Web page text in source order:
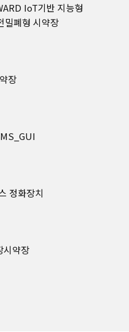
IoT기반 지능형
밀폐형 시약장
장
정화장치
시약장